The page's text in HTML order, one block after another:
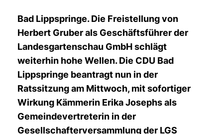
Bad Lippspringe.Die Freistellung von
Herbert Gruber als Geschäftsführer der
Landesgartenschau GmbH schlägt
weiterhin hohe Wellen. Die CDU Bad
Lippspringe beantragt nun in der
Ratssitzung am Mittwoch, mit sofortiger
Wirkung Kämmerin Erika Josephs als
Gemeindevertreterin in der
Gesellschafterversammlung der LGS